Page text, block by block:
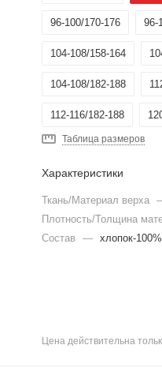
96-100/170-176 96-
104-108/158-164
104-108/182-188
112-116/182-188
120-124/182-188
128-132/182-188
Таблица размеров
Характеристики
Ткань/Материал верха
Плотность/Толщина
Состав
— хлопок-100%
Цена действительна